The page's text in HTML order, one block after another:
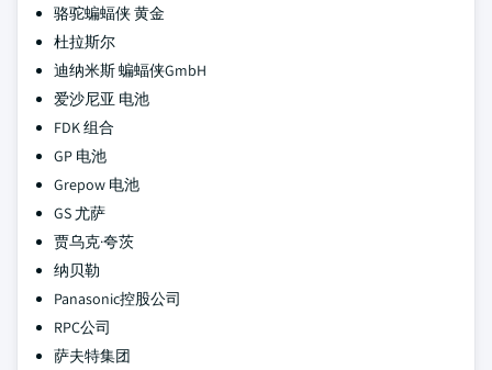
骆驼蝙蝠侠 黄金
杜拉斯尔
迪纳米斯 蝙蝠侠GmbH
爱沙尼亚 电池
FDK 组合
GP 电池
Grepow 电池
GS 尤萨
贾乌克·夸茨
纳贝勒
Panasonic控股公司
RPC公司
萨夫特集团